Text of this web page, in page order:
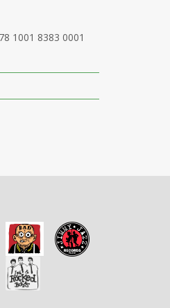
1001 8383 0001